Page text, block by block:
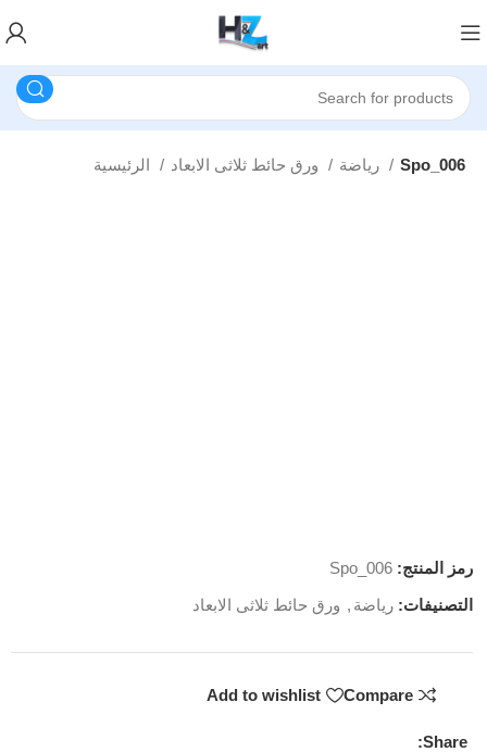
رياضة Spo_006
رمز المنتج:Spo_006
التصنيفات: رياضة , ورق حائط ثلاثى الابعاد
Compare
Add to wishlist
Share: